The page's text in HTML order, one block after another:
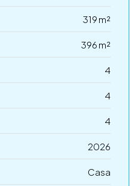
319 m²
396 m²
4
4
4
2026
Casa